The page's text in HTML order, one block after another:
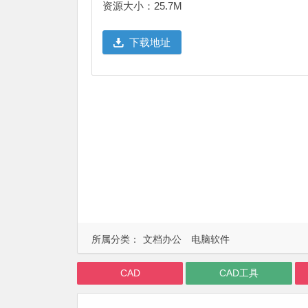
资源大小：25.7M
下载地址
所属分类： 文档办公 电脑软件
CAD CAD工具